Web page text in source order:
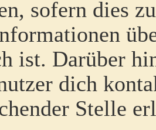
sofern dies
ist. Darüber
dich
Stelle